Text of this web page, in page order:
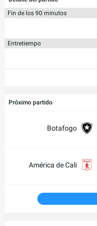
Fin de los 90 minutos
Entretiempo
Próximo partido
Botafogo
América de Cali